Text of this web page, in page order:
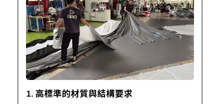
1. 高標準的材質與結構要求